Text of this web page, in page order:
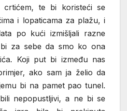
crtićem, te bi koristeći se
i lopaticama za plažu, i
po kući izmišljali razne
za sebe da smo ko ona
Koji put bi između nas
ako sam ja želio da
bi na pamet pao tunel.
nepopustljivi, a ne bi se